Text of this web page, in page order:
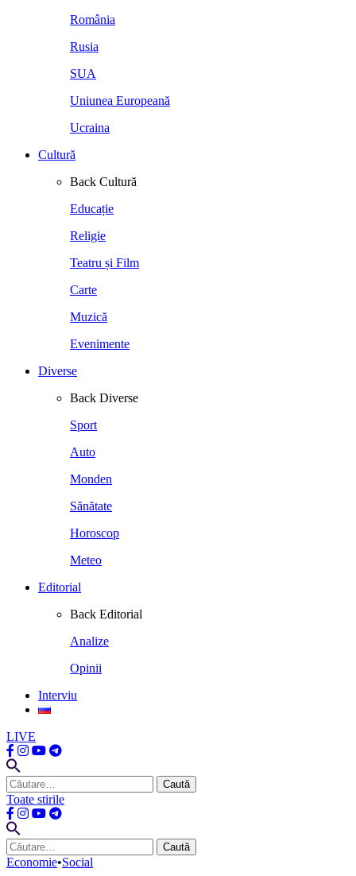
România
Rusia
SUA
Uniunea Europeană
Ucraina
Cultură
Back Cultură
Educație
Religie
Teatru și Film
Carte
Muzică
Evenimente
Diverse
Back Diverse
Sport
Auto
Monden
Sănătate
Horoscop
Meteo
Editorial
Back Editorial
Analize
Opinii
Interviu
LIVE
Caută
după:
Toate stirile
Caută
după:
Economie•Social